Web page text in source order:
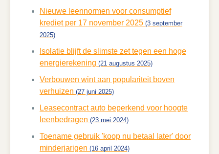
Nieuwe leennormen voor consumptief
krediet per 17 november 2025 (3 september
2025)
Isolatie blijft de slimste zet tegen een hoge
energierekening (21 augustus 2025)
Verbouwen wint aan populariteit boven
verhuizen (27 juni 2025)
Leasecontract auto beperkend voor hoogte
leenbedragen (23 mei 2024)
Toename gebruik 'koop nu betaal later' door
minderjarigen (16 april 2024)